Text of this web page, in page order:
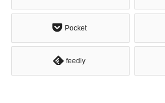
Pocket
feedly